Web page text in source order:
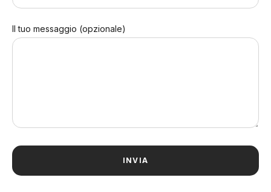
Il tuo messaggio (opzionale)